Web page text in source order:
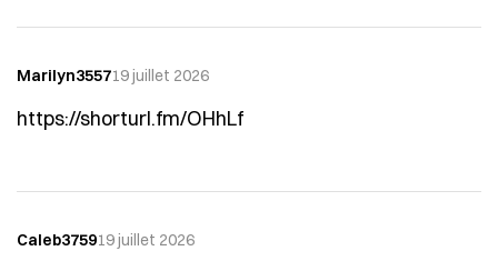
Marilyn355719 juillet 2026
https://shorturl.fm/OHhLf
Caleb375919 juillet 2026